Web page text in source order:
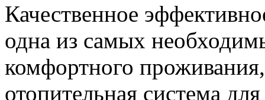
Качественное
одна из самых
комфортного
отопительная система